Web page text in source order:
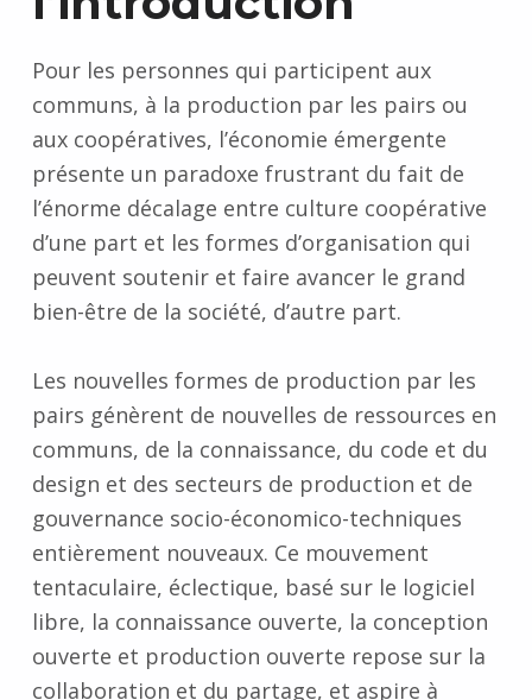
Pour les personnes qui participent aux
communs, à la production par les pairs ou
aux coopératives, l’économie émergente
présente un paradoxe frustrant du fait de
l’énorme décalage entre culture coopérative
d’une part et les formes d’organisation qui
peuvent soutenir et faire avancer le grand
bien-être de la société, d’autre part.
Les nouvelles formes de production par les
pairs génèrent de nouvelles de ressources en
communs, de la connaissance, du code et du
design et des secteurs de production et de
gouvernance socio-économico-techniques
entièrement nouveaux. Ce mouvement
tentaculaire, éclectique, basé sur le logiciel
libre, la connaissance ouverte, la conception
ouverte et production ouverte repose sur la
collaboration et du partage, et aspire à